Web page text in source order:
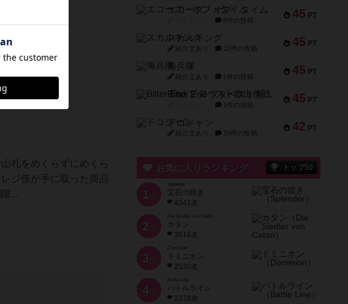
札をめくらずにめくら
ジ係が手に取った商品
...
45 PT
エコーズ・オブ・タイム
8件の投稿
45 PT
スカルキング
紹介文あり 12件の投稿
45 PT
海兵隊
紹介文あり 1件の投稿
45 PT
Bitter End ブタペスト救出作戦
1件の投稿
42 PT
ドコジャン
紹介文あり 10件の投稿
お気に入りランキング トップ50
1 位
宝石の煌き
4041名
2 位
Die Siedler von Catan
カタン
3616名
3 位
ドミニオン
2530名
4位
Battle Line
バトルライン
2378名